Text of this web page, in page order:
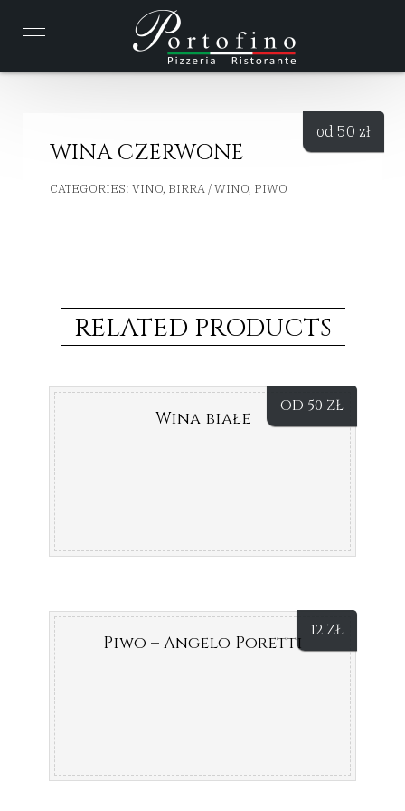
WINA CZERWONE
CATEGORIES: VINO, BIRRA / WINO, PIWO
od 50 zł
RELATED PRODUCTS
OD 50 ZŁ
Wina białe
12 ZŁ
Piwo – Angelo Poretti